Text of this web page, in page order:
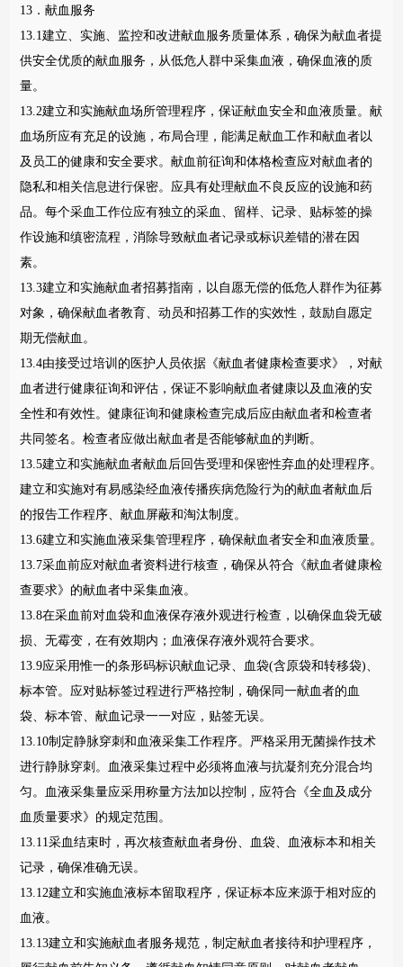
13．献血服务
13.1建立、实施、监控和改进献血服务质量体系，确保为献血者提
供安全优质的献血服务，从低危人群中采集血液，确保血液的质
量。
13.2建立和实施献血场所管理程序，保证献血安全和血液质量。献
血场所应有充足的设施，布局合理，能满足献血工作和献血者以
及员工的健康和安全要求。献血前征询和体格检查应对献血者的
隐私和相关信息进行保密。应具有处理献血不良反应的设施和药
品。每个采血工作位应有独立的采血、留样、记录、贴标签的操
作设施和缜密流程，消除导致献血者记录或标识差错的潜在因
素。
13.3建立和实施献血者招募指南，以自愿无偿的低危人群作为征募
对象，确保献血者教育、动员和招募工作的实效性，鼓励自愿定
期无偿献血。
13.4由接受过培训的医护人员依据《献血者健康检查要求》，对献
血者进行健康征询和评估，保证不影响献血者健康以及血液的安
全性和有效性。健康征询和健康检查完成后应由献血者和检查者
共同签名。检查者应做出献血者是否能够献血的判断。
13.5建立和实施献血者献血后回告受理和保密性弃血的处理程序。
建立和实施对有易感染经血液传播疾病危险行为的献血者献血后
的报告工作程序、献血屏蔽和淘汰制度。
13.6建立和实施血液采集管理程序，确保献血者安全和血液质量。
13.7采血前应对献血者资料进行核查，确保从符合《献血者健康检
查要求》的献血者中采集血液。
13.8在采血前对血袋和血液保存液外观进行检查，以确保血袋无破
损、无霉变，在有效期内；血液保存液外观符合要求。
13.9应采用惟一的条形码标识献血记录、血袋(含原袋和转移袋)、
标本管。应对贴标签过程进行严格控制，确保同一献血者的血
袋、标本管、献血记录一一对应，贴签无误。
13.10制定静脉穿刺和血液采集工作程序。严格采用无菌操作技术
进行静脉穿刺。血液采集过程中必须将血液与抗凝剂充分混合均
匀。血液采集量应采用称量方法加以控制，应符合《全血及成分
血质量要求》的规定范围。
13.11采血结束时，再次核查献血者身份、血袋、血液标本和相关
记录，确保准确无误。
13.12建立和实施血液标本留取程序，保证标本应来源于相对应的
血液。
13.13建立和实施献血者服务规范，制定献血者接待和护理程序，